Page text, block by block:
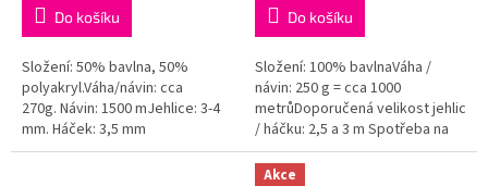
Do košíku
Složení: 50% bavlna, 50%
polyakryl.Váha/návin: cca
270g. Návin: 1500 mJehlice: 3-4
mm. Háček: 3,5 mm
Do košíku
Složení: 100% bavlnaVáha /
návin: 250 g = cca 1000
metrůDoporučená velikost jehlic
/ háčku: 2,5 a 3 m Spotřeba na
dámský svetřík je přibližně 500
g.Akce